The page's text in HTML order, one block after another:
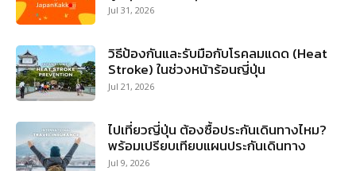
Jul 31, 2026
วิธีป้องกันและรับมือกับโรคลมแดด (Heat
Stroke) ในช่วงหน้าร้อนญี่ปุ่น
Jul 21, 2026
ไปเที่ยวญี่ปุ่น ต้องซื้อประกันเดินทางไหม?
พร้อมเปรียบเทียบแผนประกันเดินทาง
Jul 9, 2026